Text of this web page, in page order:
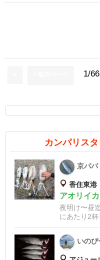
1/66
カンパリス
京パパ
香住東港
アオリイカ
夜明け〜昼
にあたり2杯
いのぴ